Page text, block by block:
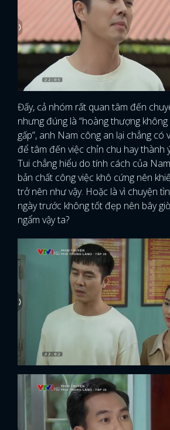
Đấy, cả nhóm rất quan tâm đến
nhưng đúng là “hoàng thượng không
gấp”, anh Nam công an lại chẳng có
để tâm đến việc chỉn chu hay thành
Tui chẳng hiểu do tính cách của
bản chất công việc khô cứng nên
trở nên như vậy. Hoặc là vì chuyện
ngày trước không tốt đẹp nên bây
ngẩm vậy ta?